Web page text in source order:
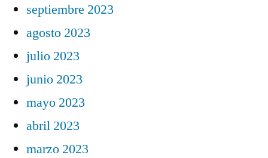
septiembre 2023
agosto 2023
julio 2023
junio 2023
mayo 2023
abril 2023
marzo 2023